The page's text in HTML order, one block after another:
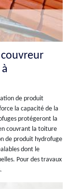
couvreur
de produit
la capacité de la
protégeront la
couvrant la toiture
de produit hydrofuge
dont le
Pour des travaux